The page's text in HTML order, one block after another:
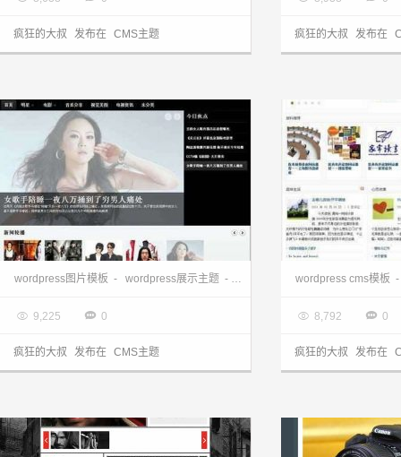
疯狂的大叔 发布在 CMS主题 疯狂的大叔 发布在
wordpress cms主题:magazinum主题汉化版
wordpress图片模板 - wordpress展示主题 - wordpress汉化主题
 9,225  0
疯狂的大叔 发布在 CMS主题
wordpress cms模板 -
 8,792  0
疯狂的大叔 发布在